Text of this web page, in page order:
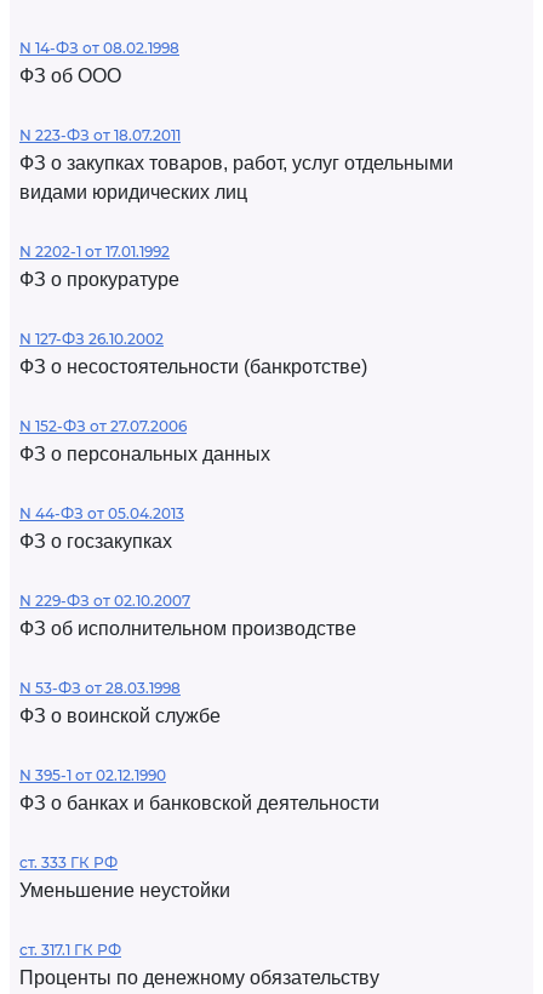
N 14-ФЗ от 08.02.1998
ФЗ об ООО
N 223-ФЗ от 18.07.2011
ФЗ о закупках товаров, работ, услуг отдельными
видами юридических лиц
N 2202-1 от 17.01.1992
ФЗ о прокуратуре
N 127-ФЗ 26.10.2002
ФЗ о несостоятельности (банкротстве)
N 152-ФЗ от 27.07.2006
ФЗ о персональных данных
N 44-ФЗ от 05.04.2013
ФЗ о госзакупках
N 229-ФЗ от 02.10.2007
ФЗ об исполнительном производстве
N 53-ФЗ от 28.03.1998
ФЗ о воинской службе
N 395-1 от 02.12.1990
ФЗ о банках и банковской деятельности
ст. 333 ГК РФ
Уменьшение неустойки
ст. 317.1 ГК РФ
Проценты по денежному обязательству